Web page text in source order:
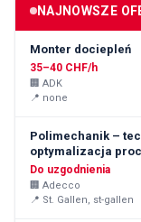
NAJNOWSZE
Monter dociepleń
35–40 CHF/h
🏢 ADK
📍 none
Polimechanik –
optymalizacja
Do uzgodnienia
🏢 Adecco
📍 St. Gallen, st-gallen